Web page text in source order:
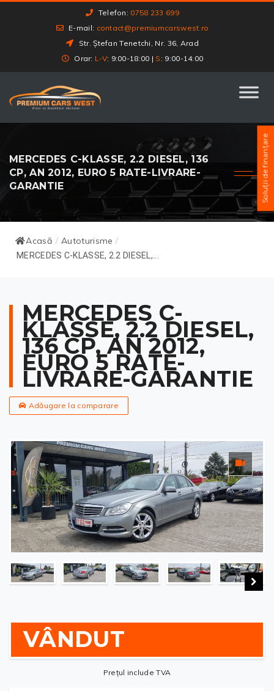
Telefon: 0758 233 699
E-mail: contact@premiumcarswest.ro
Str. Ștefan Tenetchi, Nr. 36, Arad
Orar: L-V: 9:00-18:00 | S : 9:00-14:00
MERCEDES C-KLASSE, 2.2 DIESEL, 136
CP, AN 2012, EURO 5 RATE-LIVRARE-
GARANTIE
Acasă / Autoturisme /
MERCEDES C-KLASSE, 2.2 DIESEL,...
MERCEDES C-
KLASSE, 2.2 DIESEL,
136 CP, AN 2012,
EURO 5 RATE-
LIVRARE-GARANTIE
Adăugare la comparare
VÂNDUT
Prețul include TVA
Soluții de finanțare